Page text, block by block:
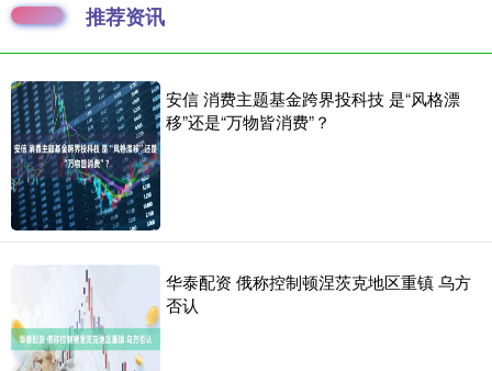
推荐资讯
安信 消费主题基金跨界投科技 是“风格漂
移”还是“万物皆消费”？
华泰配资 俄称控制顿涅茨克地区重镇 乌方
否认